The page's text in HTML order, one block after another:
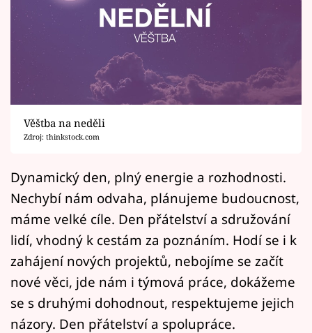
Seriály
Sledujte prima+
Filmový festival Karlovy Vary
Mámy sobě
Přihlášení
Sledujte nás
Věštba na neděli
Zdroj: thinkstock.com
Dynamický den, plný energie a rozhodnosti.
Nechybí nám odvaha, plánujeme budoucnost,
máme velké cíle. Den přátelství a sdružování
lidí, vhodný k cestám za poznáním. Hodí se i k
zahájení nových projektů, nebojíme se začít
nové věci, jde nám i týmová práce, dokážeme
se s druhými dohodnout, respektujeme jejich
názory. Den přátelství a spolupráce.